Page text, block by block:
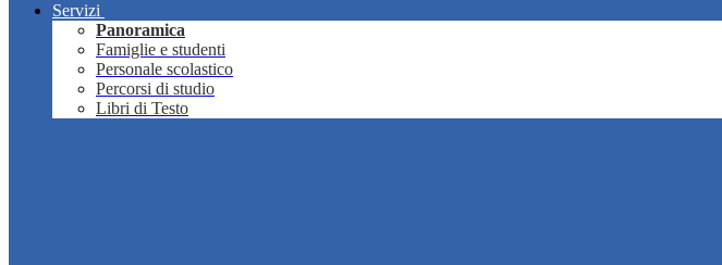
Servizi
Panoramica
Famiglie e studenti
Personale scolastico
Percorsi di studio
Libri di Testo